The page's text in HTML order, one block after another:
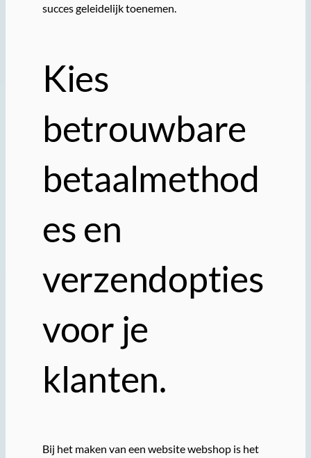
succes geleidelijk toenemen.
Kies
betrouwbare
betaalmethod
es en
verzendopties
voor je
klanten.
Bij het maken van een website webshop is het